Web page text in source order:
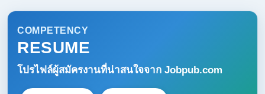
COMPETENCY
RESUME
โปรไฟล์ผู้สมัครงานที่น่าสนใจจาก Jobpub.com